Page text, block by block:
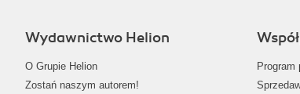
Wydawnictwo Helion
O Grupie Helion
Zostań naszym autorem!
Program